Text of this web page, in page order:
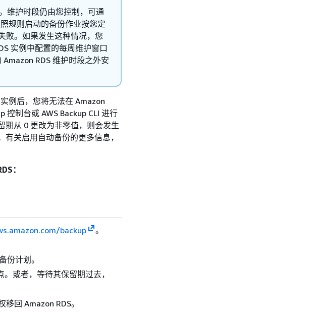
维护时段仍由您控制，可通
规则启动的备份作业按您定
败。如果发生这种情况，您
实例中配置的每周维护窗口
RDS 维护时段之外安
例后，您将无法在 Amazon
控制台或 AWS Backup CLI 进行
期从 0 更改为非零值，则会发生
关启用自动备份的更多信息，
：
backup
。
份计划。
或者，等待其保留期过去，
回 Amazon RDS。